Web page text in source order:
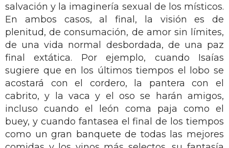
salvación y la imaginería sexual de los místicos.
En ambos casos, al final, la visión es de
plenitud, de consumación, de amor sin límites,
de una vida normal desbordada, de una paz
final extática. Por ejemplo, cuando Isaías
sugiere que en los últimos tiempos el lobo se
acostará con el cordero, la pantera con el
cabrito, y la vaca y el oso se harán amigos,
incluso cuando el león coma paja como el
buey, y cuando fantasea el final de los tiempos
como un gran banquete de todas las mejores